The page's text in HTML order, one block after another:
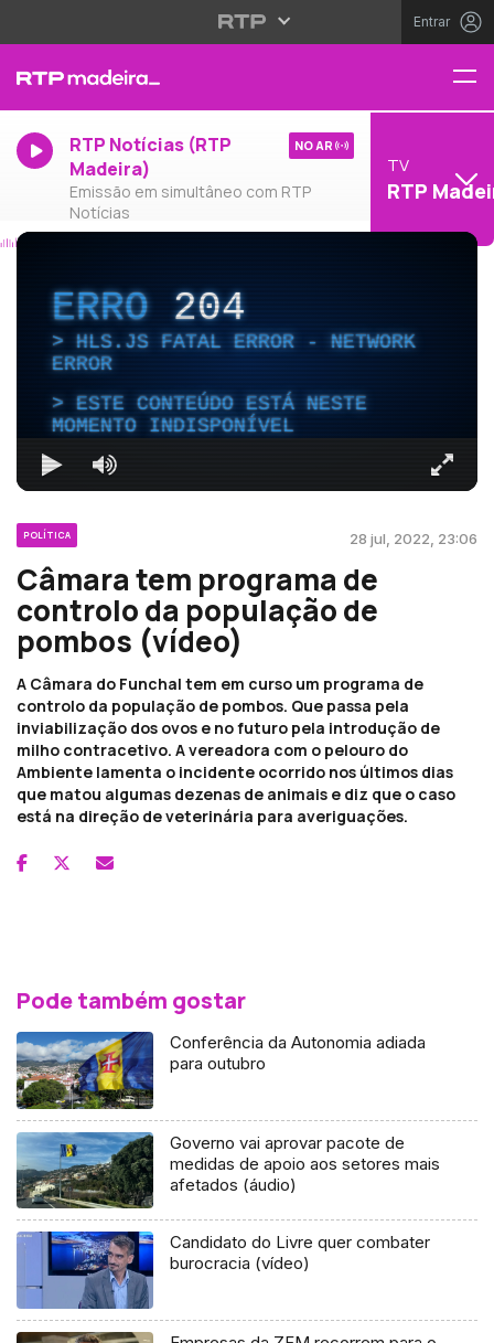
Entrar
RTP Notícias (RTP
Madeira)
Emissão em simultâneo com RTP
Notícias
NO AR
TV
RTP
ERRO204
HLS.JS FATAL ERROR - NETWORK
ERROR
ESTE CONTEÚDO ESTÁ NESTE
MOMENTO INDISPONÍVEL
POLÍTICA 28 jul, 2022, 23:06
Câmara tem programa de
controlo da população de
pombos (vídeo)
A Câmara do Funchal tem em curso um programa de
controlo da população de pombos. Que passa pela
inviabilização dos ovos e no futuro pela introdução de
milho contracetivo. A vereadora com o pelouro do
Ambiente lamenta o incidente ocorrido nos últimos dias
que matou algumas dezenas de animais e diz que o caso
está na direção de veterinária para averiguações.
Pode também gostar
Conferência da Autonomia adiada
para outubro
Governo vai aprovar pacote de
medidas de apoio aos setores mais
afetados (áudio)
Candidato do Livre quer combater
burocracia (vídeo)